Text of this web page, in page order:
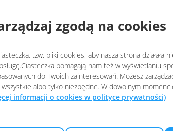
zgodą na cookies
tzw. pliki cookies, aby nasza strona działała
pomagają nam też w wyświetlaniu
do Twoich zainteresowań. Możesz
albo tylko niezbędne. W dowolnym
informacji o cookies w polityce prywatności)
Autor:
Nie